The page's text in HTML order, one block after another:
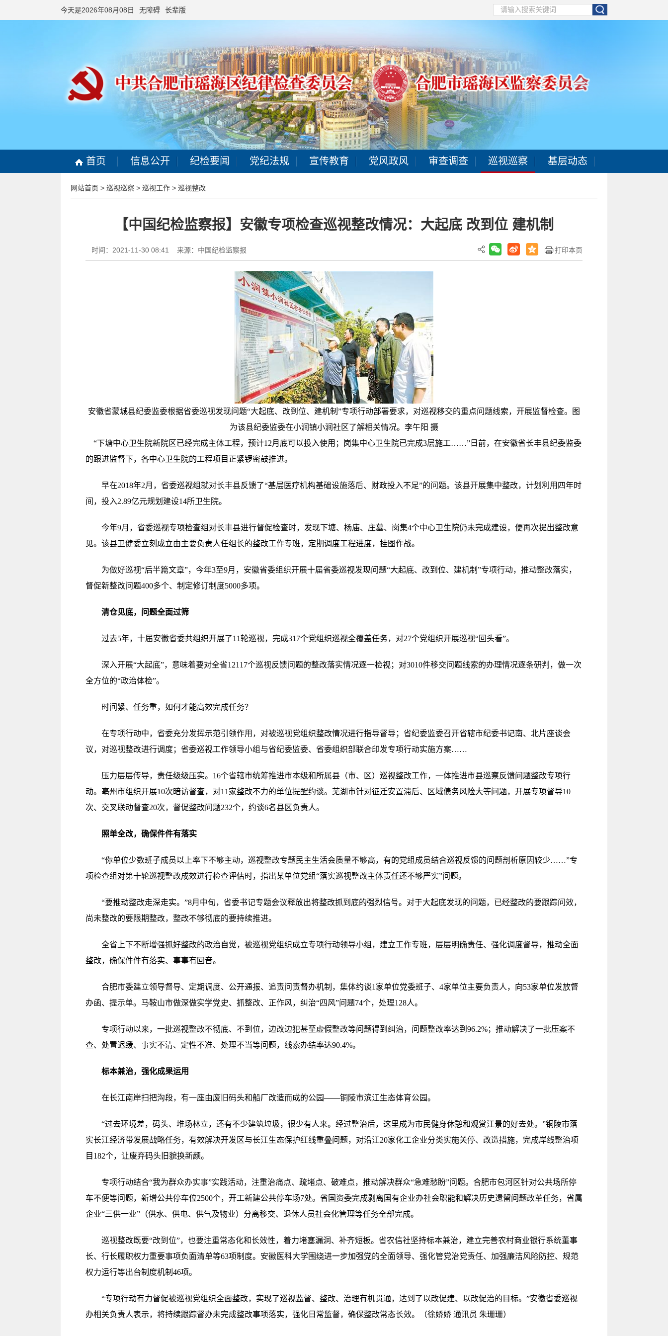
今天是2026年08月08日 无障碍 长辈版
首页 信息公开 纪检要闻 党纪法规 宣传教育 党风政风 审查调查 巡视巡察 基层动态
网站首页 > 巡视巡察 > 巡视工作 > 巡视整改
【中国纪检监察报】安徽专项检查巡视整改情况：大起底 改到位 建机制
时间：2021-11-30 08:41 来源：中国纪检监察报 打印本页
安徽省蒙城县纪委监委根据省委巡视发现问题“大起底、改到位、建机制”专项行动部署要求，对巡视移交的重点问题线索，开展监督检查。图
为该县纪委监委在小涧镇小涧社区了解相关情况。李午阳 摄
“下塘中心卫生院新院区已经完成主体工程，预计12月底可以投入使用；岗集中心卫生院已完成3层施工……”日前，在安徽省长丰县纪委监委
的跟进监督下，各中心卫生院的工程项目正紧锣密鼓推进。
早在2018年2月，省委巡视组就对长丰县反馈了“基层医疗机构基础设施落后、财政投入不足”的问题。该县开展集中整改，计划利用四年时
间，投入2.89亿元规划建设14所卫生院。
今年9月，省委巡视专项检查组对长丰县进行督促检查时，发现下塘、杨庙、庄墓、岗集4个中心卫生院仍未完成建设，便再次提出整改意
见。该县卫健委立刻成立由主要负责人任组长的整改工作专班，定期调度工程进度，挂图作战。
为做好巡视“后半篇文章”，今年3至9月，安徽省委组织开展十届省委巡视发现问题“大起底、改到位、建机制”专项行动，推动整改落实，
督促新整改问题400多个、制定修订制度5000多项。
清仓见底，问题全面过筛
过去5年，十届安徽省委共组织开展了11轮巡视，完成317个党组织巡视全覆盖任务，对27个党组织开展巡视“回头看”。
深入开展“大起底”，意味着要对全省12117个巡视反馈问题的整改落实情况逐一检视；对3010件移交问题线索的办理情况逐条研判，做一次
全方位的“政治体检”。
时间紧、任务重，如何才能高效完成任务？
在专项行动中，省委充分发挥示范引领作用，对被巡视党组织整改情况进行指导督导；省纪委监委召开省辖市纪委书记南、北片座谈会
议，对巡视整改进行调度；省委巡视工作领导小组与省纪委监委、省委组织部联合印发专项行动实施方案……
压力层层传导，责任级级压实。16个省辖市统筹推进市本级和所属县（市、区）巡视整改工作，一体推进市县巡察反馈问题整改专项行
动。亳州市组织开展10次暗访督查，对11家整改不力的单位提醒约谈。芜湖市针对征迁安置滞后、区域债务风险大等问题，开展专项督导10
次、交叉联动督查20次，督促整改问题232个，约谈6名县区负责人。
照单全改，确保件件有落实
“你单位少数班子成员以上率下不够主动，巡视整改专题民主生活会质量不够高，有的党组成员结合巡视反馈的问题剖析原因较少……”专
项检查组对第十轮巡视整改成效进行检查评估时，指出某单位党组“落实巡视整改主体责任还不够严实”问题。
“要推动整改走深走实。”8月中旬，省委书记专题会议释放出将整改抓到底的强烈信号。对于大起底发现的问题，已经整改的要跟踪问效，
尚未整改的要限期整改，整改不够彻底的要持续推进。
全省上下不断增强抓好整改的政治自觉，被巡视党组织成立专项行动领导小组，建立工作专班，层层明确责任、强化调度督导，推动全面
整改，确保件件有落实、事事有回音。
合肥市委建立领导督导、定期调度、公开通报、追责问责督办机制，集体约谈1家单位党委班子、4家单位主要负责人，向53家单位发放督
办函、提示单。马鞍山市做深做实学党史、抓整改、正作风，纠治“四风”问题74个，处理128人。
专项行动以来，一批巡视整改不彻底、不到位，边改边犯甚至虚假整改等问题得到纠治，问题整改率达到96.2%；推动解决了一批压案不
查、处置迟缓、事实不清、定性不准、处理不当等问题，线索办结率达90.4%。
标本兼治，强化成果运用
在长江南岸扫把沟段，有一座由废旧码头和船厂改造而成的公园——铜陵市滨江生态体育公园。
“过去环境差，码头、堆场林立，还有不少建筑垃圾，很少有人来。经过整治后，这里成为市民健身休憩和观赏江景的好去处。”铜陵市落
实长江经济带发展战略任务，有效解决开发区与长江生态保护红线重叠问题，对沿江20家化工企业分类实施关停、改造措施，完成岸线整治项
目182个，让废弃码头旧貌换新颜。
专项行动结合“我为群众办实事”实践活动，注重治痛点、疏堵点、破难点，推动解决群众“急难愁盼”问题。合肥市包河区针对公共场所停
车不便等问题，新增公共停车位2500个，开工新建公共停车场7处。省国资委完成剥离国有企业办社会职能和解决历史遗留问题改革任务，省属
企业“三供一业”（供水、供电、供气及物业）分离移交、退休人员社会化管理等任务全部完成。
巡视整改既要“改到位”，也要注重常态化和长效性，着力堵塞漏洞、补齐短板。省农信社坚持标本兼治，建立完善农村商业银行系统董事
长、行长履职权力重要事项负面清单等63项制度。安徽医科大学围绕进一步加强党的全面领导、强化管党治党责任、加强廉洁风险防控、规范
权力运行等出台制度机制46项。
“专项行动有力督促被巡视党组织全面整改，实现了巡视监督、整改、治理有机贯通，达到了以改促建、以改促治的目标。”安徽省委巡视
办相关负责人表示，将持续跟踪督办未完成整改事项落实，强化日常监督，确保整改常态长效。（徐娇娇 通讯员 朱珊珊）